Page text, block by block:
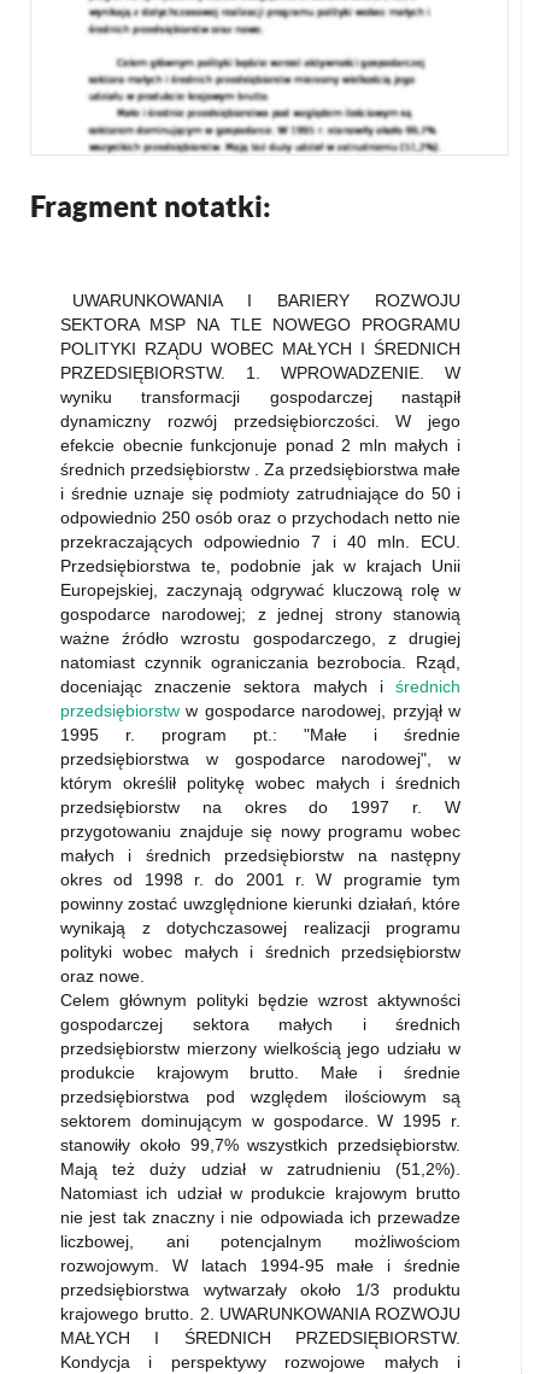
Fragment notatki:
UWARUNKOWANIA I BARIERY ROZWOJU
SEKTORA MSP NA TLE NOWEGO PROGRAMU
POLITYKI RZĄDU WOBEC MAŁYCH I ŚREDNICH
PRZEDSIĘBIORSTW. 1. WPROWADZENIE. W
wyniku transformacji gospodarczej nastąpił
dynamiczny rozwój przedsiębiorczości. W jego
efekcie obecnie funkcjonuje ponad 2 mln małych i
średnich przedsiębiorstw . Za przedsiębiorstwa małe
i średnie uznaje się podmioty zatrudniające do 50 i
odpowiednio 250 osób oraz o przychodach netto nie
przekraczających odpowiednio 7 i 40 mln. ECU.
Przedsiębiorstwa te, podobnie jak w krajach Unii
Europejskiej, zaczynają odgrywać kluczową rolę w
gospodarce narodowej; z jednej strony stanowią
ważne źródło wzrostu gospodarczego, z drugiej
natomiast czynnik ograniczania bezrobocia. Rząd,
doceniając znaczenie sektora małych i średnich
przedsiębiorstw w gospodarce narodowej, przyjął w
1995 r. program pt.: "Małe i średnie
przedsiębiorstwa w gospodarce narodowej", w
którym określił politykę wobec małych i średnich
przedsiębiorstw na okres do 1997 r. W
przygotowaniu znajduje się nowy programu wobec
małych i średnich przedsiębiorstw na następny
okres od 1998 r. do 2001 r. W programie tym
powinny zostać uwzględnione kierunki działań, które
wynikają z dotychczasowej realizacji programu
polityki wobec małych i średnich przedsiębiorstw
oraz nowe.
Celem głównym polityki będzie wzrost aktywności
gospodarczej sektora małych i średnich
przedsiębiorstw mierzony wielkością jego udziału w
produkcie krajowym brutto. Małe i średnie
przedsiębiorstwa pod względem ilościowym są
sektorem dominującym w gospodarce. W 1995 r.
stanowiły około 99,7% wszystkich przedsiębiorstw.
Mają też duży udział w zatrudnieniu (51,2%).
Natomiast ich udział w produkcie krajowym brutto
nie jest tak znaczny i nie odpowiada ich przewadze
liczbowej, ani potencjalnym możliwościom
rozwojowym. W latach 1994-95 małe i średnie
przedsiębiorstwa wytwarzały około 1/3 produktu
krajowego brutto. 2. UWARUNKOWANIA ROZWOJU
MAŁYCH I ŚREDNICH PRZEDSIĘBIORSTW.
Kondycja i perspektywy rozwojowe małych i